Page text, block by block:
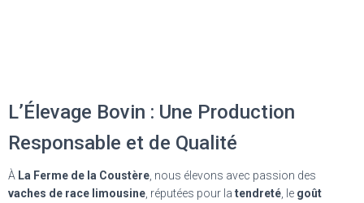
L’Élevage Bovin : Une Production
Responsable et de Qualité
À La Ferme de la Coustère , nous élevons avec passion des
vaches de race limousine , réputées pour la tendreté , le goût